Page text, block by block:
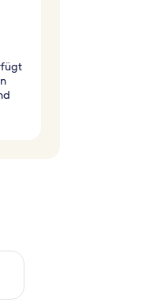
Wochenende, Aug.